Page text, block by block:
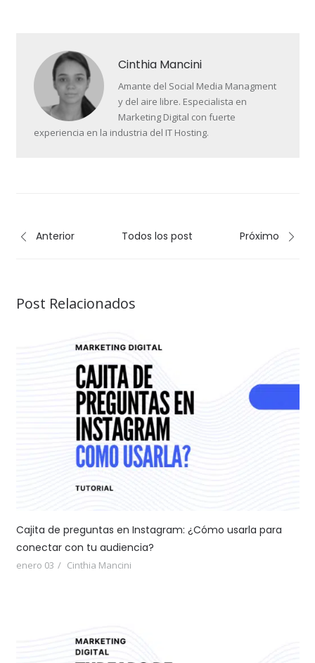
Cinthia Mancini
Amante del Social Media Managment
y del aire libre. Especialista en
Marketing Digital con fuerte
experiencia en la industria del IT Hosting.
Anterior Todos los post Próximo
Post Relacionados
Cajita de preguntas en Instagram: ¿Cómo usarla para
conectar con tu audiencia?
enero 03 Cinthia Mancini